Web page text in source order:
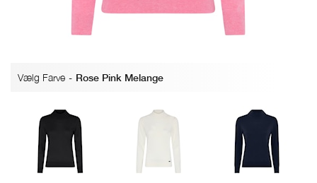
Vælg Farve - Rose Pink Melange